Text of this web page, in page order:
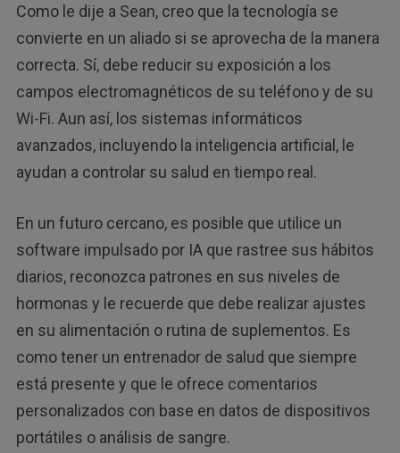
Como le dije a Sean, creo que la tecnología se
convierte en un aliado si se aprovecha de la manera
correcta. Sí, debe reducir su exposición a los
campos electromagnéticos de su teléfono y de su
Wi-Fi. Aun así, los sistemas informáticos
avanzados, incluyendo la inteligencia artificial, le
ayudan a controlar su salud en tiempo real.
En un futuro cercano, es posible que utilice un
software impulsado por IA que rastree sus hábitos
diarios, reconozca patrones en sus niveles de
hormonas y le recuerde que debe realizar ajustes
en su alimentación o rutina de suplementos. Es
como tener un entrenador de salud que siempre
está presente y que le ofrece comentarios
personalizados con base en datos de dispositivos
portátiles o análisis de sangre.